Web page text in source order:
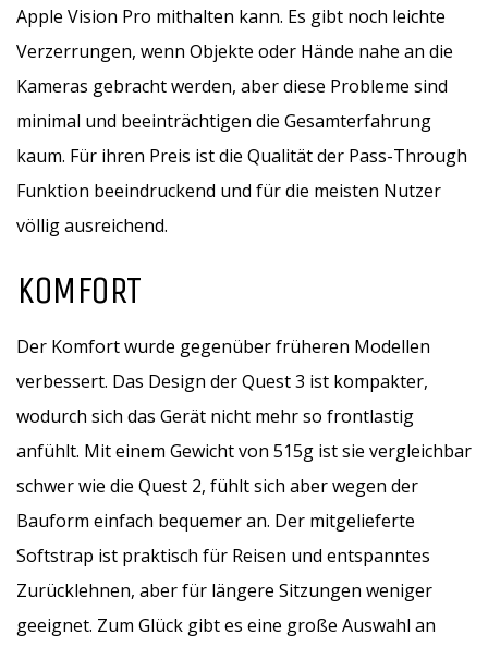
Apple Vision Pro mithalten kann. Es gibt noch leichte
Verzerrungen, wenn Objekte oder Hände nahe an die
Kameras gebracht werden, aber diese Probleme sind
minimal und beeinträchtigen die Gesamterfahrung
kaum. Für ihren Preis ist die Qualität der Pass-Through
Funktion beeindruckend und für die meisten Nutzer
völlig ausreichend.
KOMFORT
Der Komfort wurde gegenüber früheren Modellen
verbessert. Das Design der Quest 3 ist kompakter,
wodurch sich das Gerät nicht mehr so frontlastig
anfühlt. Mit einem Gewicht von 515g ist sie vergleichbar
schwer wie die Quest 2, fühlt sich aber wegen der
Bauform einfach bequemer an. Der mitgelieferte
Softstrap ist praktisch für Reisen und entspanntes
Zurücklehnen, aber für längere Sitzungen weniger
geeignet. Zum Glück gibt es eine große Auswahl an